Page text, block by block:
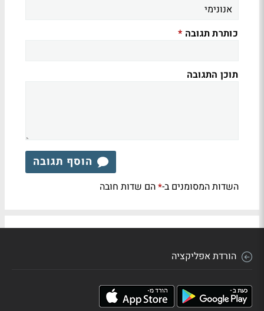
כותרת תגובה *
תוכן התגובה
הוסף תגובה
השדות המסומנים ב-*הם שדות חובה
הורדת אפליקציה